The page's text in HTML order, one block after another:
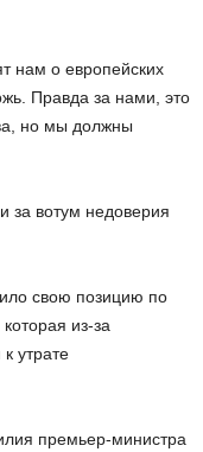
нам о европейских
Правда за нами, это
но мы должны
за вотум недоверия
свою позицию по
из-за
утрате
премьер-министра